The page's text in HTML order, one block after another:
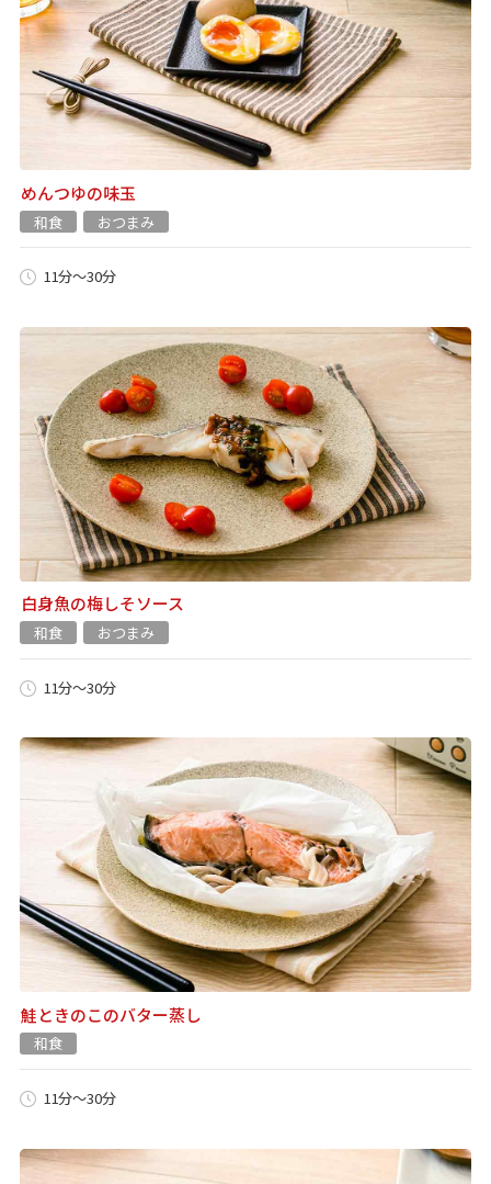
めんつゆの味玉
和食 おつまみ
11分～30分
白身魚の梅しそソース
和食 おつまみ
11分～30分
鮭ときのこのバター蒸し
和食
11分～30分